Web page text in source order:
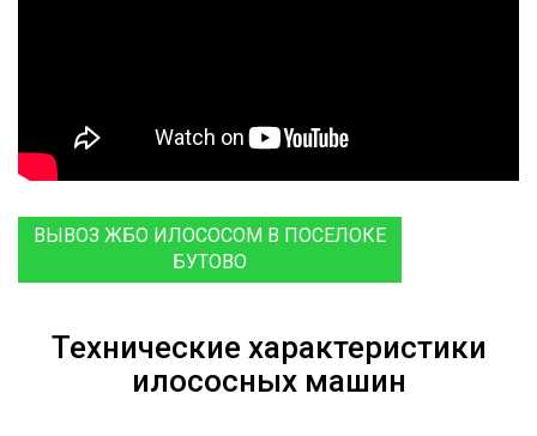
ВЫВОЗ ЖБО ИЛОСОСОМ В ПОСЕЛОКЕ
БУТОВО
Технические характеристики
илососных машин